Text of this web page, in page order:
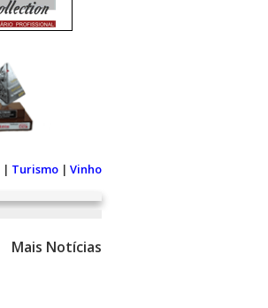
| Turismo | Vinho
Mais Notícias